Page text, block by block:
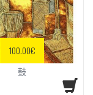
100.00€
鼓